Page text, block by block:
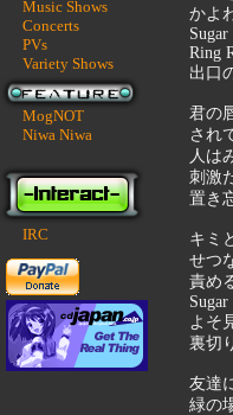
Music Shows
Concerts
PVs
Variety Shows
MogNOT
Niwa Niwa
IRC
かよ
Ring
出口
君の
され
人は
刺激
置き
キミ
せつ
責め
よそ
裏切
友達
緑の